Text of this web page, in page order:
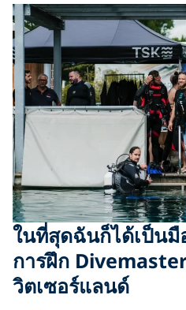
ในที่สุดฉันก็ได้เป็นมื
การฝึก
วิตเซอร์แลนด์